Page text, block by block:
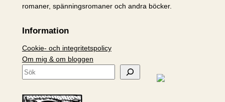
romaner, spänningsromaner och andra böcker.
Information
Cookie- och integritetspolicy
Om mig & om bloggen
S
k